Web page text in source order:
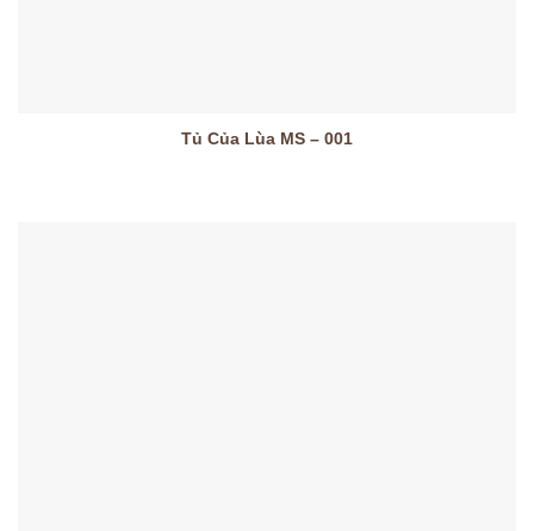
Tủ Của Lùa MS – 001